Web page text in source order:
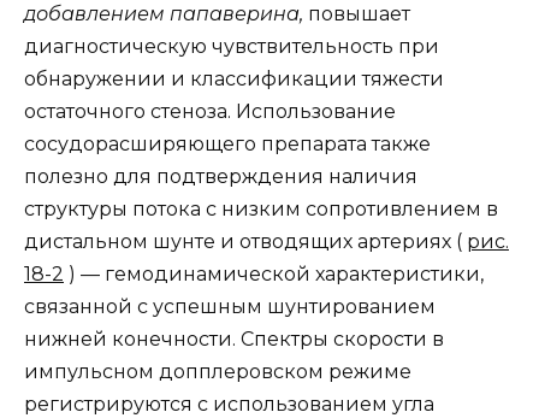
добавлением папаверина, повышает
диагностическую чувствительность при
обнаружении и классификации тяжести
остаточного стеноза. Использование
сосудорасширяющего препарата также
полезно для подтверждения наличия
структуры потока с низким сопротивлением в
дистальном шунте и отводящих артериях ( рис.
18-2 ) — гемодинамической характеристики,
связанной с успешным шунтированием
нижней конечности. Спектры скорости в
импульсном допплеровском режиме
регистрируются с использованием угла